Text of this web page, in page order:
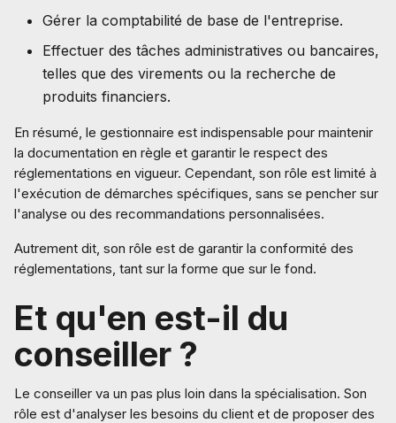
Gérer la comptabilité de base de l'entreprise.
Effectuer des tâches administratives ou bancaires,
telles que des virements ou la recherche de
produits financiers.
En résumé, le gestionnaire est indispensable pour maintenir
la documentation en règle et garantir le respect des
réglementations en vigueur. Cependant, son rôle est limité à
l'exécution de démarches spécifiques, sans se pencher sur
l'analyse ou des recommandations personnalisées.
Autrement dit, son rôle est de garantir la conformité des
réglementations, tant sur la forme que sur le fond.
Et qu'en est-il du
conseiller ?
Le conseiller va un pas plus loin dans la spécialisation. Son
rôle est d'analyser les besoins du client et de proposer des